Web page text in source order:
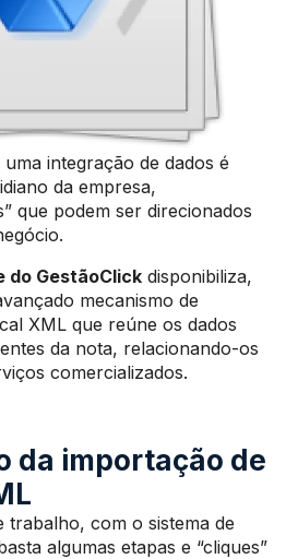
integração de dados é
da empresa,
que podem ser direcionados
do GestãoClick disponibiliza,
mecanismo de
XML que reúne os dados
da nota, relacionando-os
comercializados.
da importação de
trabalho, com o sistema de
algumas etapas e “cliques”